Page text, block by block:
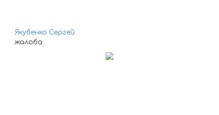
Якубенко Сергей
жалоба